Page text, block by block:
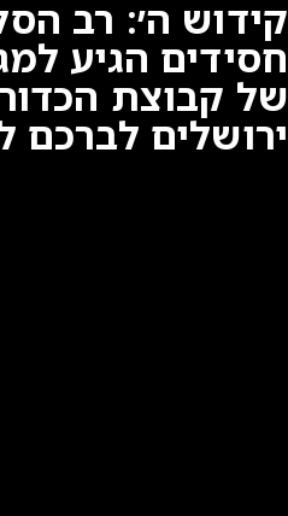
קידוש ה׳: רב
חסידים הגיע
של קבוצת
ירושלים לברכם